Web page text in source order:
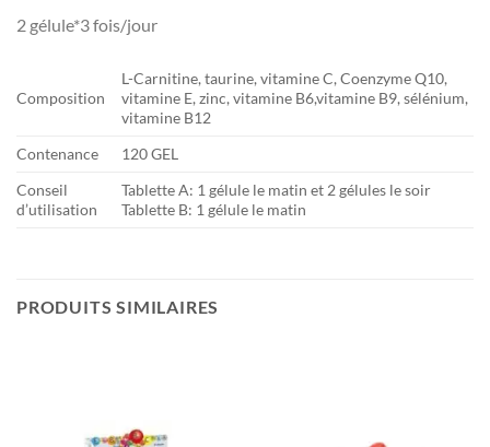
2 gélule*3 fois/jour
Composition
L-Carnitine, taurine, vitamine C, Coenzyme Q10,
vitamine E, zinc, vitamine B6,vitamine B9, sélénium,
vitamine B12
Contenance
120 GEL
Conseil
d’utilisation
Tablette A: 1 gélule le matin et 2 gélules le soir
Tablette B: 1 gélule le matin
PRODUITS SIMILAIRES